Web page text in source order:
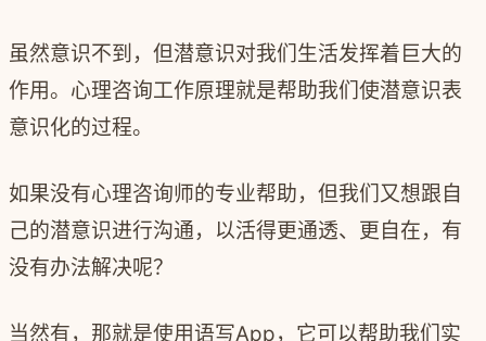
虽然意识不到，但潜意识对我们生活发挥着巨大的
作用。心理咨询工作原理就是帮助我们使潜意识表
意识化的过程。
如果没有心理咨询师的专业帮助，但我们又想跟自
己的潜意识进行沟通，以活得更通透、更自在，有
没有办法解决呢？
当然有，那就是使用语写App，它可以帮助我们实